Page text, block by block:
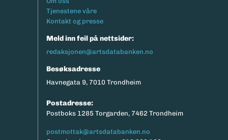
Tjenestene våre
Kontakt og presse
Meld inn feil på nettsider:
redaksjonen@artsdatabanken.no
Besøksadresse
Havnegata 9, 7010 Trondheim
Postadresse:
Postboks 1285 Torgarden, 7462 Trondheim
postmottak@artsdatabanken.no